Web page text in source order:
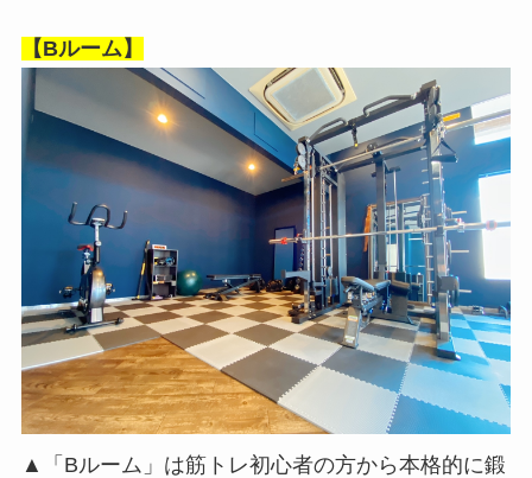
【Bルーム】
▲「Bルーム」は筋トレ初心者の方から本格的に鍛